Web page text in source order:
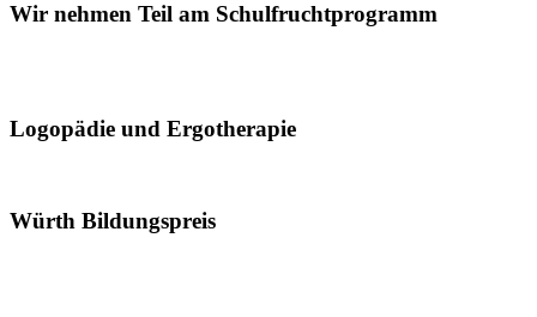
Wir nehmen Teil am Schulfruchtprogramm
Logopädie und Ergotherapie
Würth Bildungspreis